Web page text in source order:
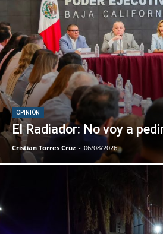
OPINIÓN
El Radiador: No voy a
Cristian Torres Cruz - 06/08/2026